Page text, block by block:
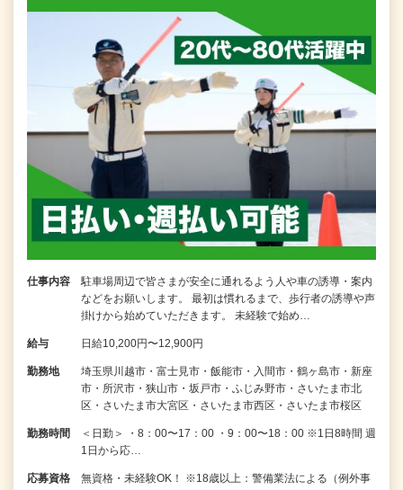
仕事内容
駐車場周辺で皆さまが安全に通れるよう人や車の誘導・案内
などをお願いします。 最初は慣れるまで、歩行者の誘導や声
掛けから始めていただきます。 未経験で始め…
給与 日給10,200円〜12,900円
勤務地
埼玉県川越市・富士見市・飯能市・入間市・鶴ヶ島市・新座
市・所沢市・狭山市・坂戸市・ふじみ野市・さいたま市北
区・さいたま市大宮区・さいたま市西区・さいたま市桜区
勤務時間
＜日勤＞ ・8：00〜17：00 ・9：00〜18：00 ※1日8時間 週
1日から応…
応募資格
無資格・未経験OK！ ※18歳以上：警備業法による（例外事